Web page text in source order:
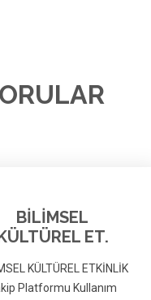
BİLİMSEL
ET.
KÜLTÜREL ETKİNLİK
Platformu Kullanım